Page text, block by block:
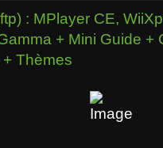
: MPlayer CE,
+ Mini Guide +
Thèmes